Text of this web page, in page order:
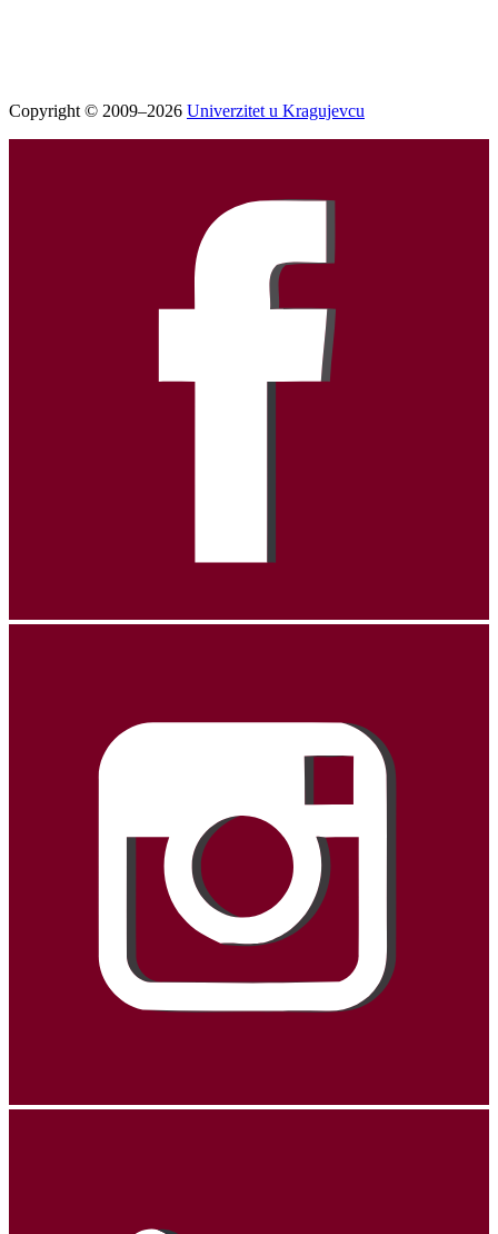
Copyright © 2009–2026 Univerzitet u Kragujevcu